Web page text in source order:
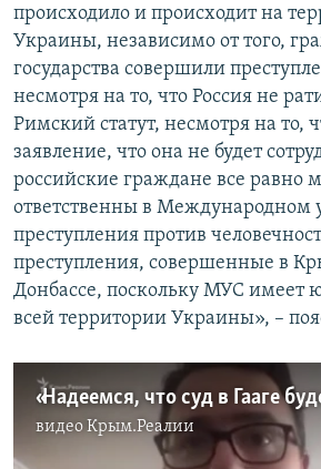
происходило и происходит на
Украины, независимо от того,
государства совершили
несмотря на то, что Россия не
Римский статут, несмотря на то,
заявление, что она не будет
российские граждане все равно
ответственны в Международном
преступления против
преступления, совершенные в
Донбассе, поскольку МУС имеет
всей территории Украины», –
видеоКрым.Реалии